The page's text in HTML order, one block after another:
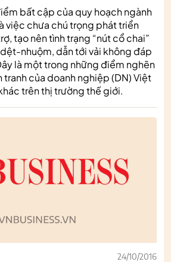
bất cập của quy hoạch ngành
việc chưa chú trọng phát triển
tạo nên tình trạng “nút cổ chai”
nhuộm, dẫn tới vải không đáp
là một trong những điểm nghẽn
tranh của doanh nghiệp (DN) Việt
trên thị trường thế giới.
24/10/2016